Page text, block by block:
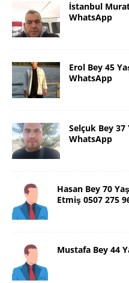
İstanbul
WhatsApp
Erol Bey 45
WhatsApp
Selçuk Bey 37
WhatsApp
Hasan Bey 70
Etmiş 0507 275
Mustafa Bey 44